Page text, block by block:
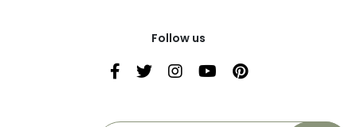
Follow us